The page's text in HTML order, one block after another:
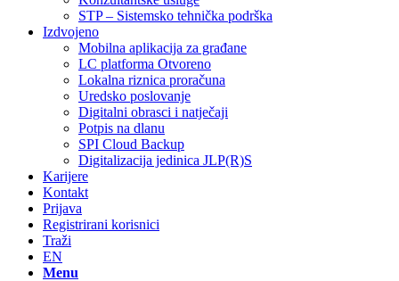
STP – Sistemsko tehnička podrška
Izdvojeno
Mobilna aplikacija za građane
LC platforma Otvoreno
Lokalna riznica proračuna
Uredsko poslovanje
Digitalni obrasci i natječaji
Potpis na dlanu
SPI Cloud Backup
Digitalizacija jedinica JLP(R)S
Karijere
Kontakt
Prijava
Registrirani korisnici
Traži
EN
Menu